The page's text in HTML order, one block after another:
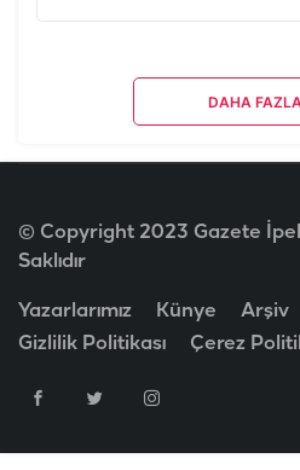
DAHA
© Copyright 2023 Gazete
Saklıdır
Yazarlarımız Künye Arşiv
Gizlilik Politikası
Çerez